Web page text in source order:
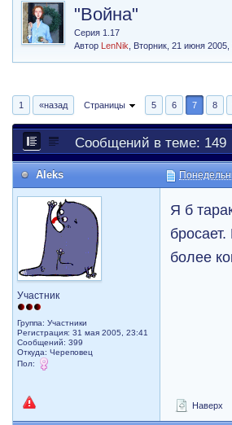
"Война"
Серия 1.17
Автор LenNik Вторник, 21 июня 2005,
1 «назад Страницы 5 6 7 8
Сообщений в теме: 149
Aleks
Участник
Группа: Участники
Регистрация: 31 мая 2005, 23:41
Сообщений: 399
Откуда: Череповец
Пол:
Я б
более
Наверх